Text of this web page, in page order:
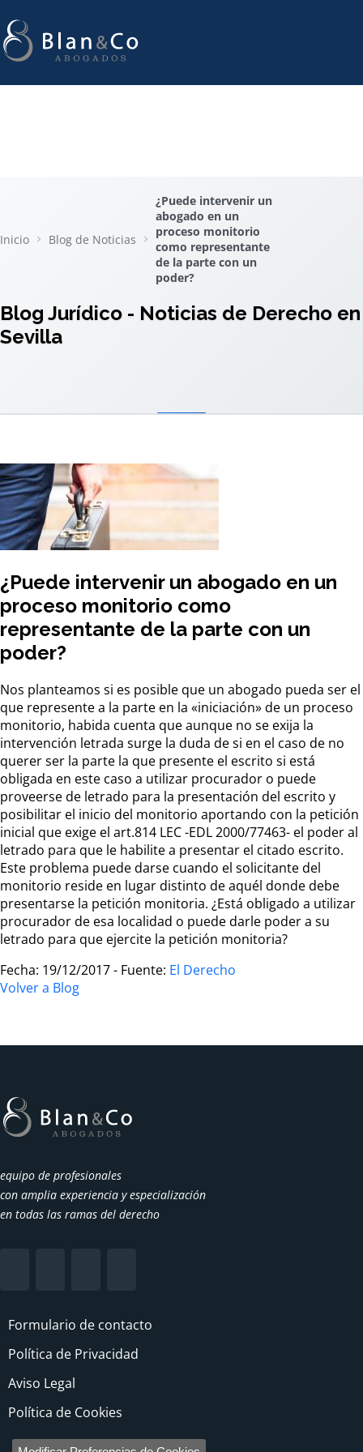
Inicio Blog de Noticias
¿Puede intervenir un
abogado en un
proceso monitorio
como representante
de la parte con un
poder?
Blog Jurídico - Noticias de Derecho en
Sevilla
¿Puede intervenir un abogado en un
proceso monitorio como
representante de la parte con un
poder?
Nos planteamos si es posible que un abogado pueda ser el
que represente a la parte en la «iniciación» de un proceso
monitorio, habida cuenta que aunque no se exija la
intervención letrada surge la duda de si en el caso de no
querer ser la parte la que presente el escrito si está
obligada en este caso a utilizar procurador o puede
proveerse de letrado para la presentación del escrito y
posibilitar el inicio del monitorio aportando con la petición
inicial que exige el art.814 LEC -EDL 2000/77463- el poder al
letrado para que le habilite a presentar el citado escrito.
Este problema puede darse cuando el solicitante del
monitorio reside en lugar distinto de aquél donde debe
presentarse la petición monitoria. ¿Está obligado a utilizar
procurador de esa localidad o puede darle poder a su
letrado para que ejercite la petición monitoria?
Fecha: 19/12/2017 - Fuente: El Derecho
Volver a Blog
equipo de profesionales
con amplia experiencia y especialización
en todas las ramas del derecho
Formulario de contacto
Política de Privacidad
Aviso Legal
Política de Cookies